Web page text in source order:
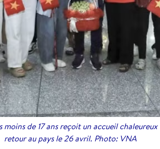
de 17 ans reçoit un accueil
retour au pays le 26 avril. Photo: VNA